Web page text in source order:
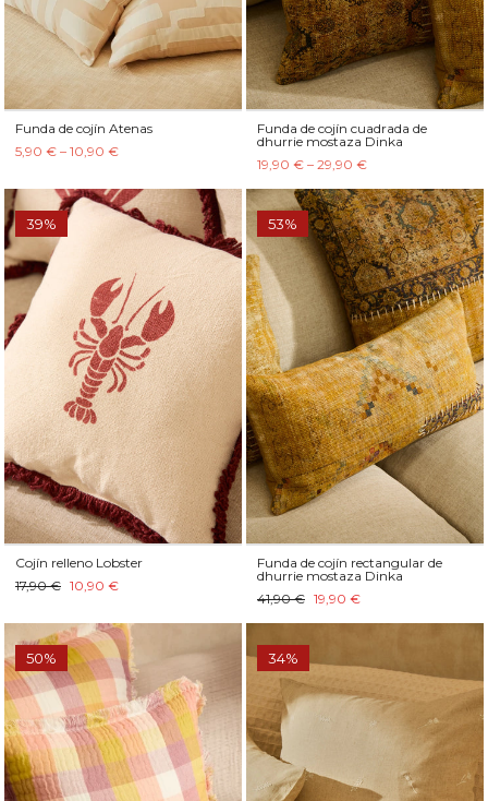
Funda de cojín Atenas
5,90 € – 10,90 €
Funda de cojín cuadrada de
dhurrie mostaza Dinka
19,90 € – 29,90 €
39%
Cojín relleno Lobster
17,90 € 10,90 €
53%
Funda de cojín rectangular de
dhurrie mostaza Dinka
41,90 € 19,90 €
50% 34%